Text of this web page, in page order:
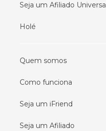
Seja um Afiliado Universal
Holé
Quem somos
Como funciona
Seja um iFriend
Seja um Afiliado